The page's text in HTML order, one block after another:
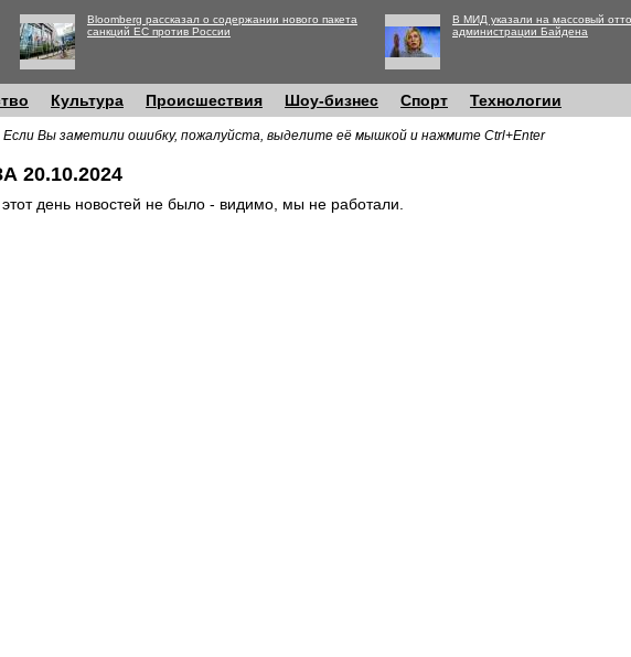
Bloomberg рассказал о содержании нового пакета
санкций ЕС против России
В МИД указали на массовый
администрации Байдена
Культура Происшествия Шоу-бизнес Спорт Технологии
Если Вы заметили ошибку, пожалуйста, выделите её мышкой и нажмите Ctrl+Enter
20.10.2024
день новостей не было - видимо, мы не работали.